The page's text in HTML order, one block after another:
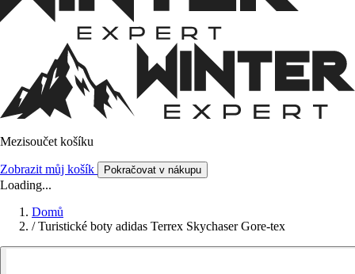
Mezisoučet košíku
Zobrazit můj košík Pokračovat v nákupu
Loading...
Domů
/ Turistické boty adidas Terrex Skychaser Gore-tex